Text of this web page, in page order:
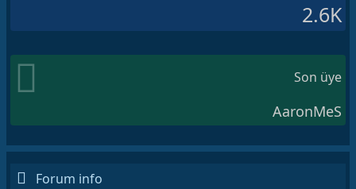
2.6K
Son üye
AaronMeS
Forum info